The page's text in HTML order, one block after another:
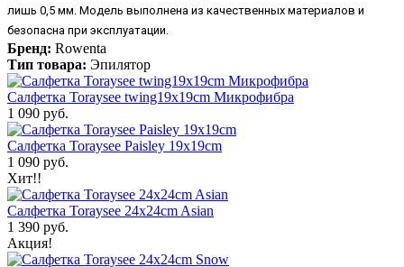
лишь 0,5 мм. Модель выполнена из качественных материалов и
безопасна при эксплуатации.
Бренд: Rowenta
Тип товара: Эпилятор
Салфетка Toraysee twing19x19cm Микрофибра
1 090 руб.
Салфетка Toraysee Paisley 19x19cm
1 090 руб.
Хит!!
Салфетка Toraysee 24x24cm Asian
1 390 руб.
Акция!